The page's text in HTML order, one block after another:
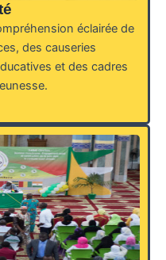
éclairée de
des causeries
et des cadres